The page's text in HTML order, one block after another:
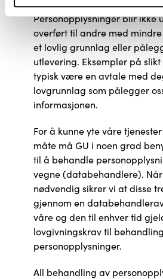
Personopplysninger blir ikke
overført til andre med
et lovlig grunnlag eller
utlevering. Eksempler på
typisk være en avtale med
lovgrunnlag som pålegger
informasjonen.
For å kunne yte våre
måte må GU i noen grad
til å behandle
vegne (databehandlere).
nødvendig sikrer vi at disse
gjennom en
våre og den til enhver tid
lovgivningskrav til
personopplysninger.
All behandling av